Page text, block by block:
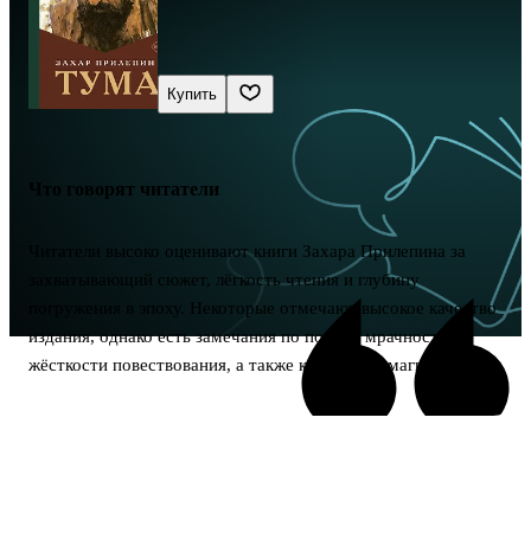
Купить
Что говорят читатели
Читатели высоко оценивают книги Захара Прилепина за
захватывающий сюжет, лёгкость чтения и глубину
погружения в эпоху. Некоторые отмечают высокое качество
издания, однако есть замечания по поводу мрачности и
жёсткости повествования, а также качества бумаги.